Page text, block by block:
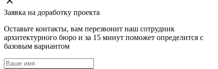
Заявка на доработку проекта
Оставьте контакты, вам перезвонит наш сотрудник
архитектурного бюро и за 15 минут поможет определится с
базовым вариантом